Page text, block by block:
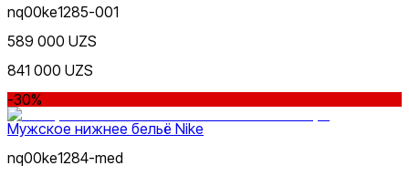
Nike Tashkent City Mall
nq00ke1285-001
589 000 UZS
841 000 UZS
-30%
Мужское нижнее бельё Nike
nq00ke1284-med